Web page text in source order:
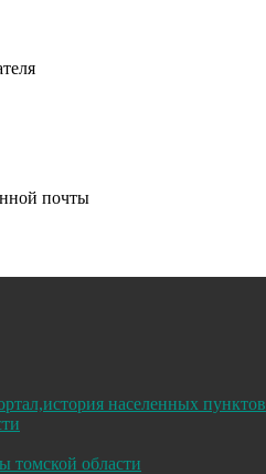
почты
населенных пунктов
томской области